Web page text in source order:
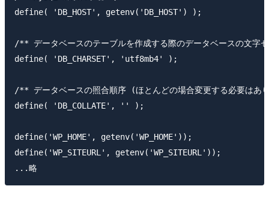
define( 'DB_HOST', getenv('DB_HOST') );
/** データベースのテーブルを作成する際のデータベースの文字
define( 'DB_CHARSET', 'utf8mb4' );
/** データベースの照合順序 (ほとんどの場合変更する必要は
define( 'DB_COLLATE', '' );
define('WP_HOME', getenv('WP_HOME'));
define('WP_SITEURL', getenv('WP_SITEURL'));